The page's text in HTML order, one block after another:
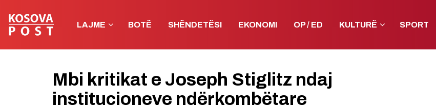
LAJME BOTË SHËNDETËSI EKONOMI OP / ED KULTURË SPORT
Mbi kritikat e Joseph Stiglitz ndaj
institucioneve ndërkombëtare